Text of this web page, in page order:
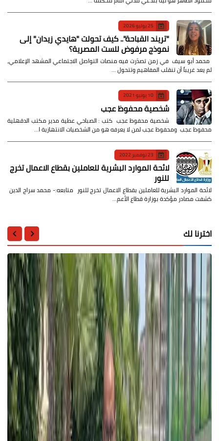
25 يوليو 2026
​"تريند القباحة".. كيف تحولت "هايدي زيدان" إلى
نموذج مرفوض للست المصرية؟
​ محمد أبو سيف ​في زمن تصدّرت فيه منصات التواصل الاجتماعي المشهد الإعلامي،
لم يعد غريباً أن تنقلب المفاهيم وتتحول …
10 يونيو 2021
شخصية محفوظ عجب
شخصية محفوظ عجب كتب : الصباحي عطية مدير مكتب الدقهلية
محفوظ عجب ومحفوظ عجب لمن لا يعرفه هو من الشخصيات الانتهازية ا…
23 نوفمبر 2022
لائحة الموارد البشرية للعاملين بقطاع الاعمال تخرج
للنور
لائحة الموارد البشرية للعاملين بقطاع الاعمال تخرج للنور متابعه:- محمد سراج الدين
كشفت مصادر مؤكدة بوزارة قطاع الأعم…
اخترنا لك